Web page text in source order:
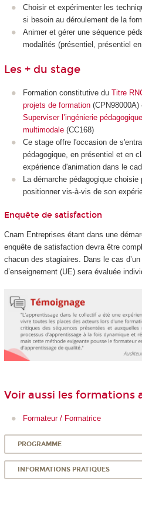
Choisir et expérimenter les
si besoin au déroulement de la
Animer et gérer une séquence
modalités (présentiel, présentiel
Les + du stage
Formation constitutive du Titre
projets de formation (CPN98000A)
Superviser l’ingénierie
multimodale (CC168)
Ce stage offre l'occasion de
pédagogique, en présentiel et en
expérience d'animation dans le
La démarche pédagogique
positionner vis-à-vis de son
Enquête de satisfaction
Cnam Entreprises étant dans une
enquête de satisfaction devra être
chacun des stagiaires. Dans le cas
d’enseignement (UE) sera évaluée
Voir aussi les formations
Formateur / Formatrice
PROGRAMME
INFORMATIONS PRATIQUES